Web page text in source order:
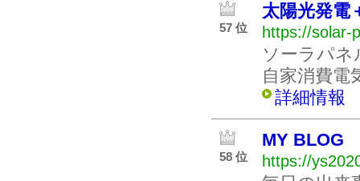
57 位
太陽光発電
https://solar-
ソーラパネ
自家消費電
詳細情報
58 位
MY BLOG
https://